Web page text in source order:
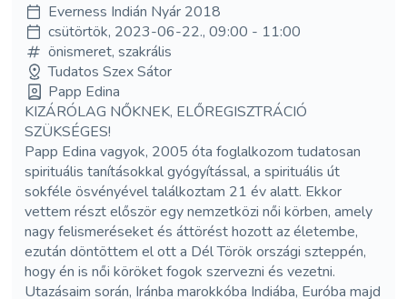
Everness Indián Nyár 2018
csütörtök, 2023-06-22., 09:00 - 11:00
önismeret, szakrális
Tudatos Szex Sátor
Papp Edina
KIZÁRÓLAG NŐKNEK, ELŐREGISZTRÁCIÓ
SZÜKSÉGES!
Papp Edina vagyok, 2005 óta foglalkozom tudatosan
spirituális tanításokkal gyógyítással, a spirituális út
sokféle ösvényével találkoztam 21 év alatt. Ekkor
vettem részt először egy nemzetközi női körben, amely
nagy felismeréseket és áttörést hozott az életembe,
ezután döntöttem el ott a Dél Török országi szteppén,
hogy én is női köröket fogok szervezni és vezetni.
Utazásaim során, Iránba marokkóba Indiába, Euróba majd